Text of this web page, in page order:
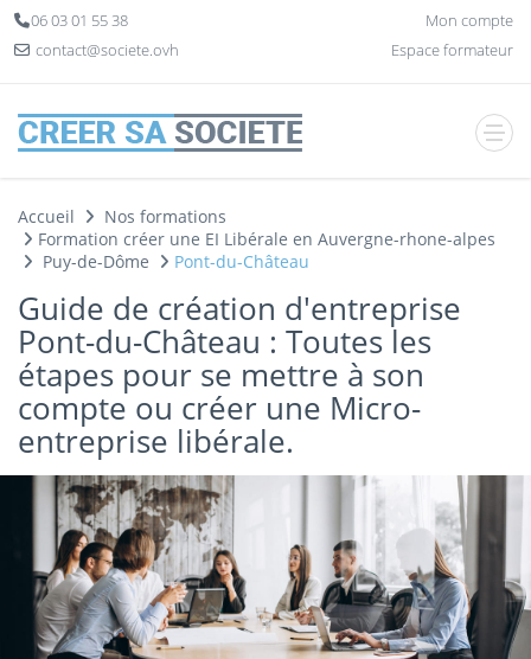
06 03 01 55 38
contact@societe.ovh
Mon compte
Espace formateur
Accueil
Nos formations
Formation créer une EI Libérale en Auvergne-rhone-alpes
Puy-de-Dôme
Pont-du-Château
Guide de création d'entreprise
Pont-du-Château : Toutes les
étapes pour se mettre à son
compte ou créer une Micro-
entreprise libérale.
Panneau de gestion des cookies